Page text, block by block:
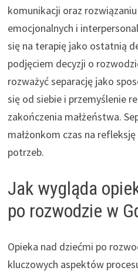
komunikacji oraz
emocjonalnych i
się na terapię jako ostatnią
podjęciem decyzji o
rozważyć separację jako
się od siebie i przemyślenie
zakończenia małżeństwa.
małżonkom czas na
potrzeb.
Jak wygląda
po rozwodzie w
Opieka nad dziećmi po
kluczowych aspektów